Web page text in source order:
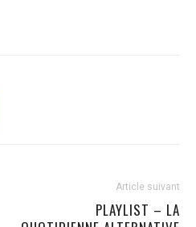
Article suivant
PLAYLIST – LA